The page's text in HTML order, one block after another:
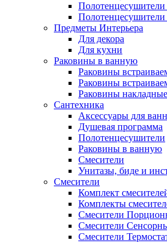
Полотенцесушители
Предметы Интерьера
Для декора
Для кухни
Раковины в ванную
Раковины
Раковины
Раковины накладные
Сантехника
Аксессуары для
Душевая программа
Полотенцесушители
Раковины в ванную
Смесители
Унитазы, биде и
Смесители
Комплект
Комплекты
Смесители
Смесители
Смесители